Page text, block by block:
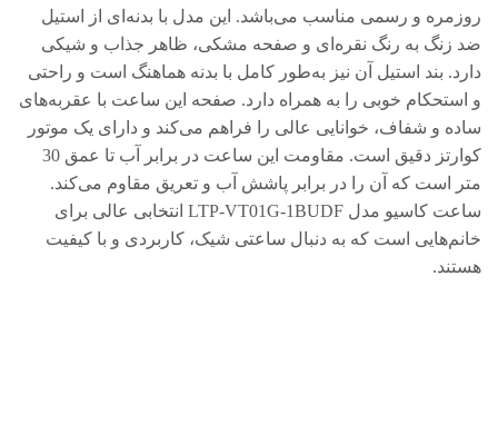
روزمره و رسمی مناسب می‌باشد. این مدل با بدنه‌ای از استیل
ضد زنگ به رنگ نقره‌ای و صفحه مشکی، ظاهر جذاب و شیکی
دارد. بند استیل آن نیز به‌طور کامل با بدنه هماهنگ است و راحتی
و استحکام خوبی را به همراه دارد. صفحه این ساعت با عقربه‌های
ساده و شفاف، خوانایی عالی را فراهم می‌کند و دارای یک موتور
کوارتز دقیق است. مقاومت این ساعت در برابر آب تا عمق 30
متر است که آن را در برابر پاشش آب و تعریق مقاوم می‌کند.
ساعت کاسیو مدل LTP-VT01G-1BUDF انتخابی عالی برای
خانم‌هایی است که به دنبال ساعتی شیک، کاربردی و با کیفیت
هستند.